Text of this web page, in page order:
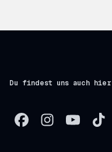
Du findest uns auch hier